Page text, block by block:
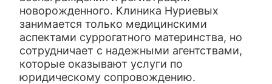
новорожденного. Клиника Нуриевых
занимается только медицинскими
аспектами суррогатного материнства, но
сотрудничает с надежными агентствами,
которые оказывают услуги по
юридическому сопровождению.